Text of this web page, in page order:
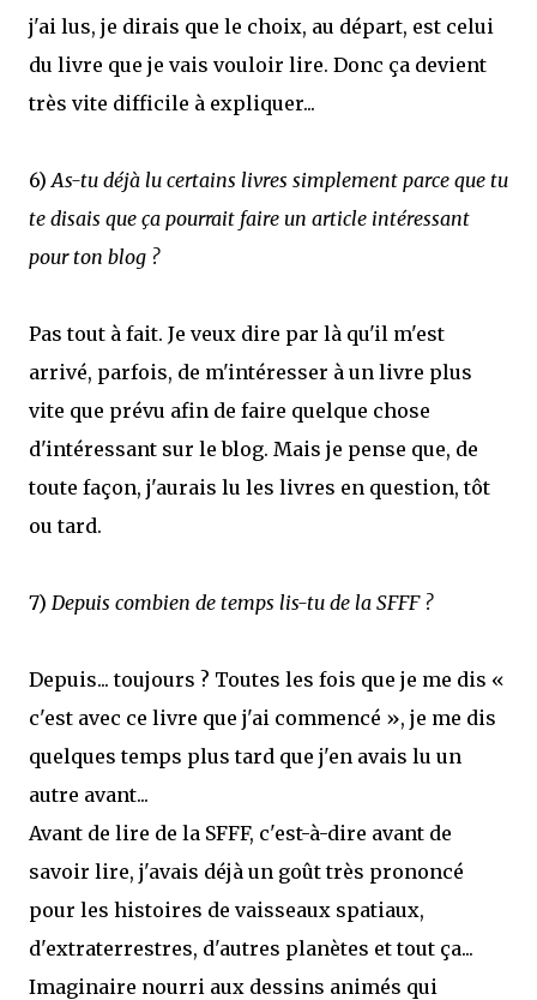
j'ai lus, je dirais que le choix, au départ, est celui
du livre que je vais vouloir lire. Donc ça devient
très vite difficile à expliquer...
6)As-tu déjà lu certains livres simplement parce que tu
te disais que ça pourrait faire un article intéressant
pour ton blog ?
Pas tout à fait. Je veux dire par là qu'il m'est
arrivé, parfois, de m'intéresser à un livre plus
vite que prévu afin de faire quelque chose
d'intéressant sur le blog. Mais je pense que, de
toute façon, j'aurais lu les livres en question, tôt
ou tard.
7) Depuis combien de temps lis-tu de la SFFF ?
Depuis... toujours ? Toutes les fois que je me dis «
c'est avec ce livre que j'ai commencé », je me dis
quelques temps plus tard que j'en avais lu un
autre avant...
Avant de lire de la SFFF, c'est-à-dire avant de
savoir lire, j'avais déjà un goût très prononcé
pour les histoires de vaisseaux spatiaux,
d'extraterrestres, d'autres planètes et tout ça...
Imaginaire nourri aux dessins animés qui